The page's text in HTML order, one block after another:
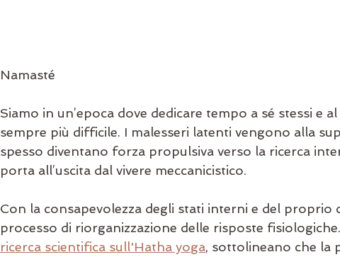
Namasté
Siamo in un’epoca dove dedicare tempo a sé stessi e
sempre più difficile. I malesseri latenti vengono alla
spesso diventano forza propulsiva verso la ricerca
porta all’uscita dal vivere meccanicistico.
Con la consapevolezza degli stati interni e del proprio
processo di riorganizzazione delle risposte
ricerca scientifica sull'Hatha yoga, sottolineano che la